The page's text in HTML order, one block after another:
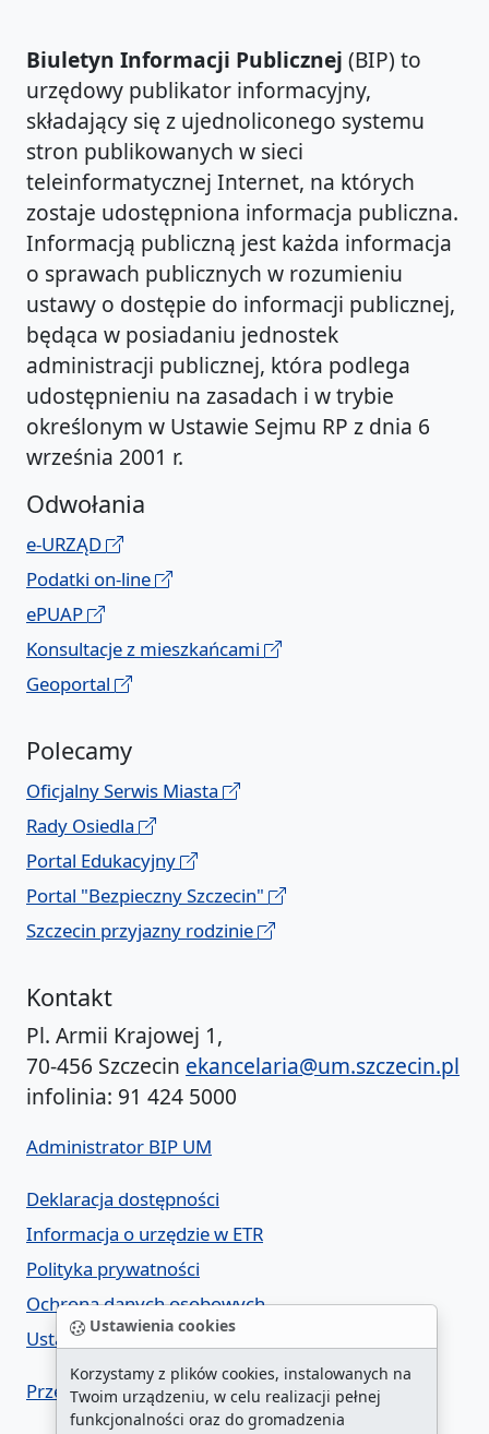
Ustawienia cookies
Korzystamy z plików cookies, instalowanych na
Twoim urządzeniu, w celu realizacji pełnej
funkcjonalności oraz do gromadzenia
Biuletyn Informacji Publicznej (BIP) to
urzędowy publikator informacyjny,
składający się z ujednoliconego systemu
stron publikowanych w sieci
teleinformatycznej Internet, na których
zostaje udostępniona informacja publiczna.
Informacją publiczną jest każda informacja
o sprawach publicznych w rozumieniu
ustawy o dostępie do informacji publicznej,
będąca w posiadaniu jednostek
administracji publicznej, która podlega
udostępnieniu na zasadach i w trybie
określonym w Ustawie Sejmu RP z dnia 6
września 2001 r.
Odwołania
e-URZĄD
Podatki on-line
ePUAP
Konsultacje z mieszkańcami
Geoportal
Polecamy
Oficjalny Serwis Miasta
Rady Osiedla
Portal Edukacyjny
Portal "Bezpieczny Szczecin"
Szczecin przyjazny rodzinie
Kontakt
Pl. Armii Krajowej 1,
70-456 Szczecin ekancelaria@um.szczecin.pl
infolinia: 91 424 5000
Administrator BIP UM
Deklaracja dostępności
Informacja o urzędzie w ETR
Polityka prywatności
Ochrona danych osobowych
Ustawienia cookies
Przegląd cyberzagrożeń